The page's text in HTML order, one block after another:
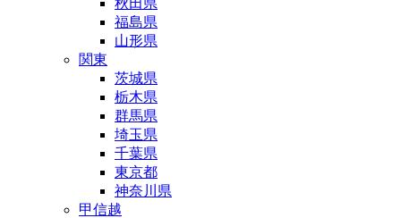
秋田県
福島県
山形県
関東
茨城県
栃木県
群馬県
埼玉県
千葉県
東京都
神奈川県
甲信越